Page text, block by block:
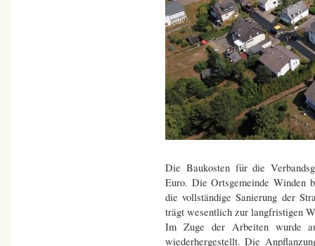
Die Baukosten für die
Euro. Die Ortsgemeinde Winden
die vollständige Sanierung der
trägt wesentlich zur langfristigen
Im Zuge der Arbeiten wurde
wiederhergestellt. Die